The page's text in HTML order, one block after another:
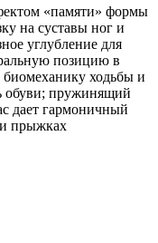
«памяти» формы
на суставы ног и
углубление для
позицию в
ходьбы и
обуви; пружинящий
дает гармоничный
и прыжках